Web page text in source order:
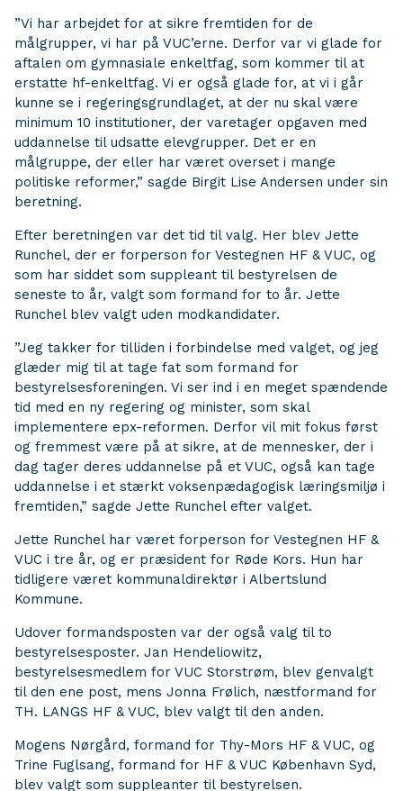
”Vi har arbejdet for at sikre fremtiden for de
målgrupper, vi har på VUC’erne. Derfor var vi glade for
aftalen om gymnasiale enkeltfag, som kommer til at
erstatte hf-enkeltfag. Vi er også glade for, at vi i går
kunne se i regeringsgrundlaget, at der nu skal være
minimum 10 institutioner, der varetager opgaven med
uddannelse til udsatte elevgrupper. Det er en
målgruppe, der eller har været overset i mange
politiske reformer,” sagde Birgit Lise Andersen under sin
beretning.
Efter beretningen var det tid til valg. Her blev Jette
Runchel, der er forperson for Vestegnen HF & VUC, og
som har siddet som suppleant til bestyrelsen de
seneste to år, valgt som formand for to år. Jette
Runchel blev valgt uden modkandidater.
”Jeg takker for tilliden i forbindelse med valget, og jeg
glæder mig til at tage fat som formand for
bestyrelsesforeningen. Vi ser ind i en meget spændende
tid med en ny regering og minister, som skal
implementere epx-reformen. Derfor vil mit fokus først
og fremmest være på at sikre, at de mennesker, der i
dag tager deres uddannelse på et VUC, også kan tage
uddannelse i et stærkt voksenpædagogisk læringsmiljø i
fremtiden,” sagde Jette Runchel efter valget.
Jette Runchel har været forperson for Vestegnen HF &
VUC i tre år, og er præsident for Røde Kors. Hun har
tidligere været kommunaldirektør i Albertslund
Kommune.
Udover formandsposten var der også valg til to
bestyrelsesposter. Jan Hendeliowitz,
bestyrelsesmedlem for VUC Storstrøm, blev genvalgt
til den ene post, mens Jonna Frølich, næstformand for
TH. LANGS HF & VUC, blev valgt til den anden.
Mogens Nørgård, formand for Thy-Mors HF & VUC, og
Trine Fuglsang, formand for HF & VUC København Syd,
blev valgt som suppleanter til bestyrelsen.